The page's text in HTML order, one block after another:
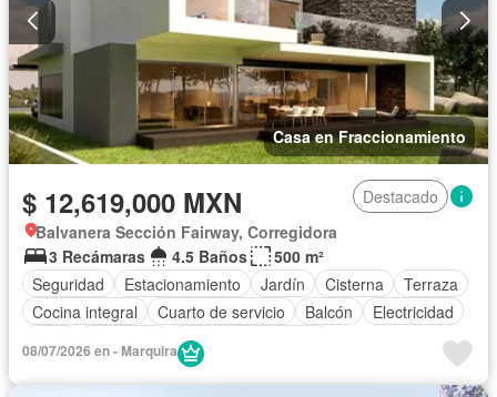
Casa en Fraccionamiento
$ 12,619,000 MXN
Destacado
Balvanera Sección Fairway, Corregidora
3 Recámaras
4.5 Baños
500 m²
Seguridad
Estacionamiento Jardín Cisterna
Terraza
Cocina integral
Cuarto de servicio Balcón
Electricidad
Caseta de vigilancia
08/07/2026 en - Marquira